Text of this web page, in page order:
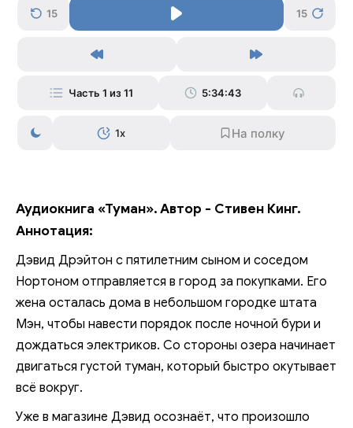
15 15
Часть 1 из 11 5:34:43
1x
Аудиокнига «Туман». Автор - Стивен Кинг.
Аннотация:
Дэвид Дрэйтон с пятилетним сыном и соседом
Нортоном отправляется в город за покупками. Его
жена осталась дома в небольшом городке штата
Мэн, чтобы навести порядок после ночной бури и
дождаться электриков. Со стороны озера начинает
двигаться густой туман, который быстро окутывает
всё вокруг.
Уже в магазине Дэвид осознаёт, что произошло